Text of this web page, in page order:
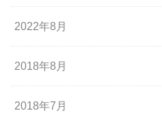
2022年8月
2018年8月
2018年7月